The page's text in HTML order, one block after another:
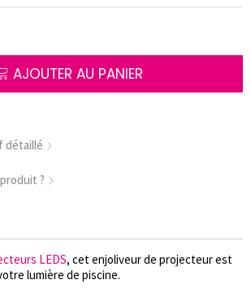
AJOUTER AU PANIER
détaillé
?
LEDS, cet enjoliveur de projecteur est
lumière de piscine.